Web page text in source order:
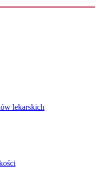
lekarskich